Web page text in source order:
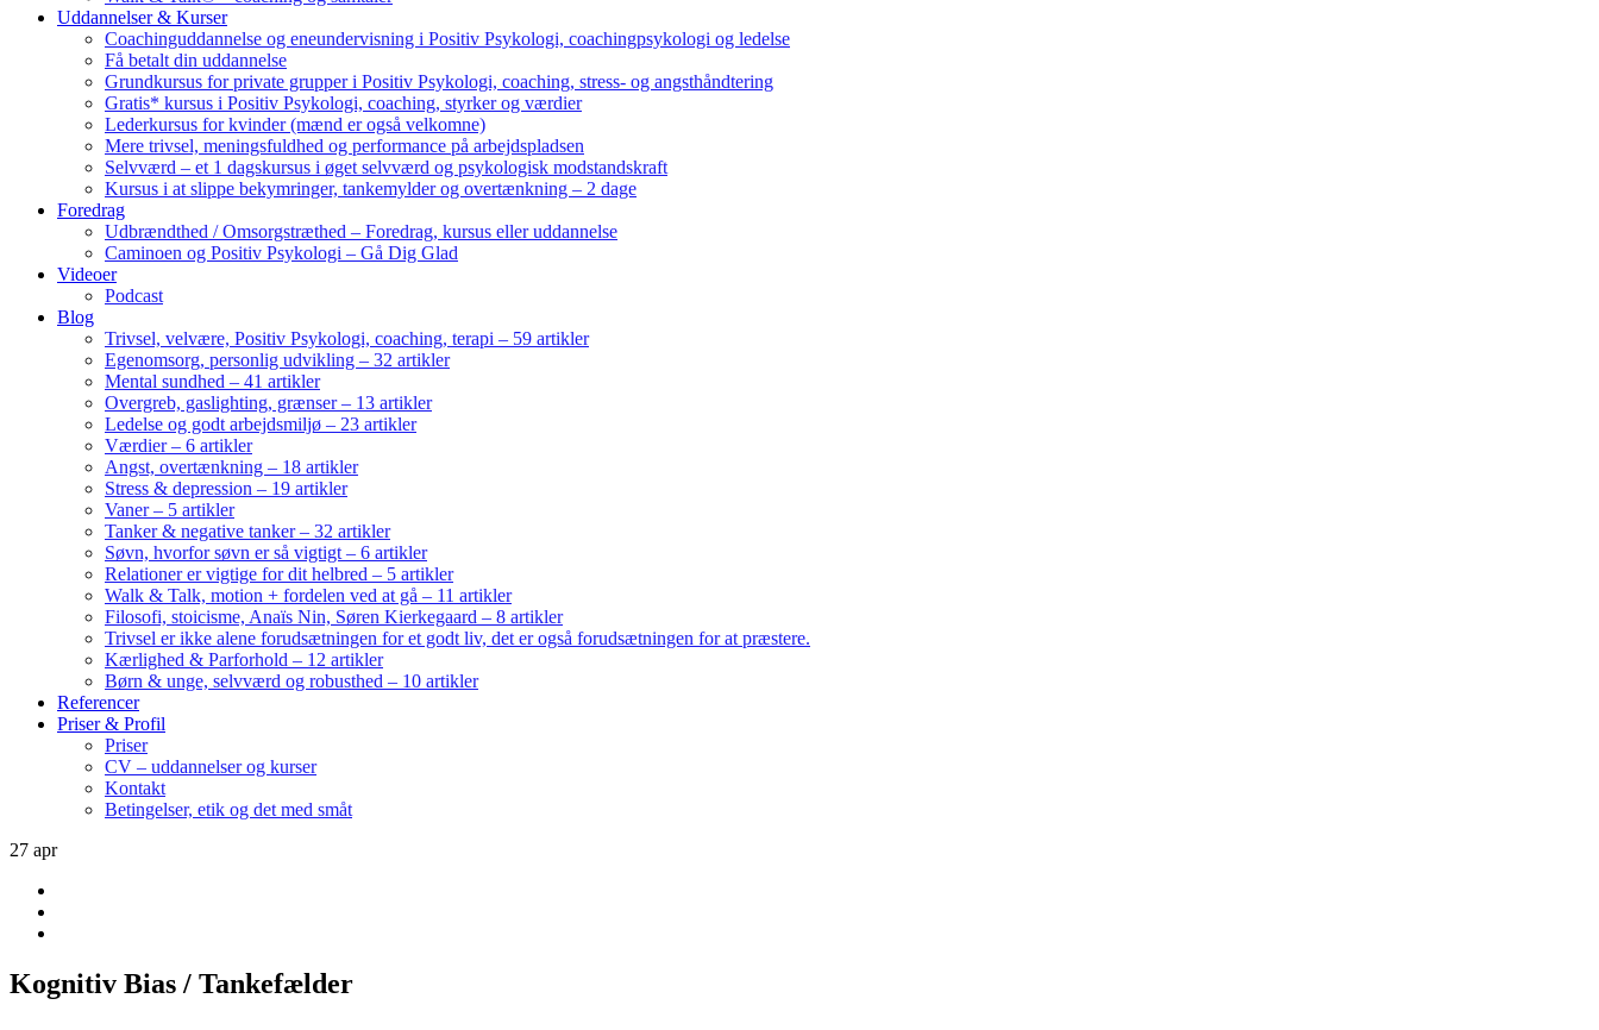
Uddannelser & Kurser
Coachinguddannelse og eneundervisning i Positiv Psykologi, coachingpsykologi og ledelse
Få betalt din uddannelse
Grundkursus for private grupper i Positiv Psykologi, coaching, stress- og angsthåndtering
Gratis* kursus i Positiv Psykologi, coaching, styrker og værdier
Lederkursus for kvinder (mænd er også velkomne)
Mere trivsel, meningsfuldhed og performance på arbejdspladsen
Selvværd – et 1 dagskursus i øget selvværd og psykologisk modstandskraft
Kursus i at slippe bekymringer, tankemylder og overtænkning – 2 dage
Foredrag
Udbrændthed / Omsorgstræthed – Foredrag, kursus eller uddannelse
Caminoen og Positiv Psykologi – Gå Dig Glad
Videoer
Podcast
Blog
Trivsel, velvære, Positiv Psykologi, coaching, terapi – 59 artikler
Egenomsorg, personlig udvikling – 32 artikler
Mental sundhed – 41 artikler
Overgreb, gaslighting, grænser – 13 artikler
Ledelse og godt arbejdsmiljø – 23 artikler
Værdier – 6 artikler
Angst, overtænkning – 18 artikler
Stress & depression – 19 artikler
Vaner – 5 artikler
Tanker & negative tanker – 32 artikler
Søvn, hvorfor søvn er så vigtigt – 6 artikler
Relationer er vigtige for dit helbred – 5 artikler
Walk & Talk, motion + fordelen ved at gå – 11 artikler
Filosofi, stoicisme, Anaïs Nin, Søren Kierkegaard – 8 artikler
Trivsel er ikke alene forudsætningen for et godt liv, det er også forudsætningen for at præstere.
Kærlighed & Parforhold – 12 artikler
Børn & unge, selvværd og robusthed – 10 artikler
Referencer
Priser & Profil
Priser
CV – uddannelser og kurser
Kontakt
Betingelser, etik og det med småt
27 apr
Kognitiv Bias / Tankefælder